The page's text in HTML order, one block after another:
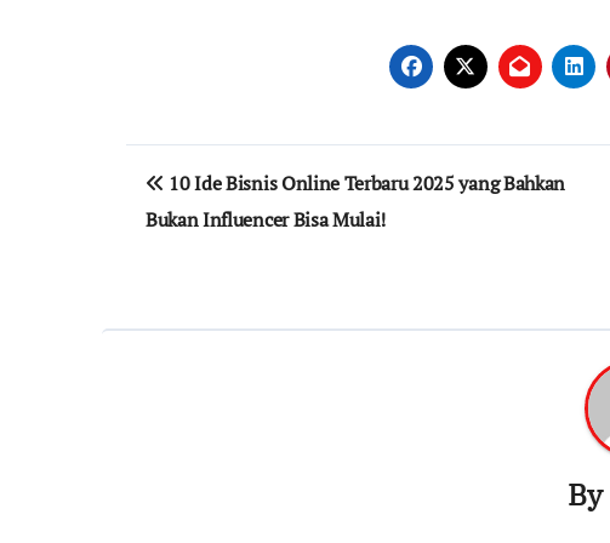
Navigasi
pos
10 Ide Bisnis Online Terbaru 2025 yang Bahkan
Bukan Influencer Bisa Mulai!
By